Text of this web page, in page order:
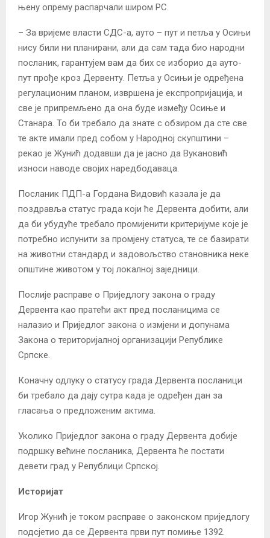
њену опрему распарчали широм РС.
– За вријеме власти СДС-а, ауто – пут и петља у Осињи
нису били ни планирани, али да сам тада био народни
посланик, гарантујем вам да бих се изборио да ауто-
пут прође кроз Дервенту. Петља у Осињи је одређена
регулационим планом, извршена је експропријација, и
све је припремљено да она буде између Осиње и
Станара. То би требало да знате с обзиром да сте све
те акте имали пред собом у Народној скупштини –
рекао је Жунић додавши да је јасно да Вукановић
износи наводе својих наредбодаваца.
Посланик ПДП-а Гордана Видовић казала је да
поздравља статус града који ће Дервента добити, али
да би убудуће требало промијенити критеријуме које је
потребно испунити за промјену статуса, те се базирати
на животни стандард и задовољство становника неке
општине животом у тој локалној заједници.
Послије расправе о Приједлогу закона о граду
Дервента као пратећи акт пред посланицима се
налазио и Приједлог закона о измјени и допунама
Закона о територијалној организацији Републике
Српске.
Коначну одлуку о статусу града Дервента посланици
би требало да дају сутра када је одређен дан за
гласања о предложеним актима.
Уколико Приједлог закона о граду Дервента добије
подршку већине посланика, Дервента ће постати
девети град у Републици Српској.
Историјат
Игор Жунић је током расправе о законском приједлогу
подсјетио да се Дервента први пут помиње 1392.